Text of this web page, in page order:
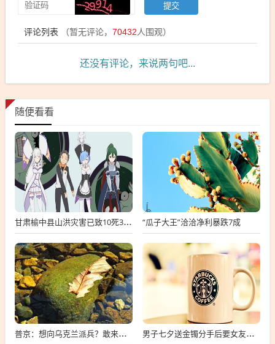
评论列表 （暂无评论， 70432人围观）
还没有评论，来说两句吧...
随便看看
甘肃榆中县山洪灾害已致10死33失联 “瓜子大王”洽洽净利暴跌7成
普京：想向乌克兰派兵？敢来就打，普京，敢派兵到乌克兰，将面临严厉反击 男子七夕送金镯分手后要女友还钱